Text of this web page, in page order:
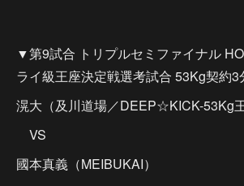
▼第9試合 トリプルセミファイナル
ライ級王座決定戦選考試合 53Kg契約3
滉大（及川道場／DEEP☆KICK-53Kg王
VS
國本真義（MEIBUKAI）